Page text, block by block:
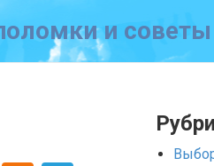
и советы